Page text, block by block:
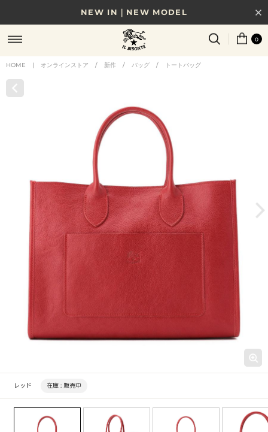
NEW IN｜NEW MODEL
8/17(月)10時まで｜税込11,000円以上で送料無料
贈る相手やシーンから選べる、新しいギフトガイド
0
HOME | オンラインストア / 新作 / バッグ / トートバッグ
レッド 在庫 : 販売中